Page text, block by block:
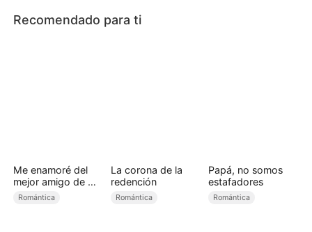
Recomendado para ti
Me enamoré del
mejor amigo de mi
papá
Romántica
La corona de la
redención
Romántica
Papá, no somos
estafadores
Romántica